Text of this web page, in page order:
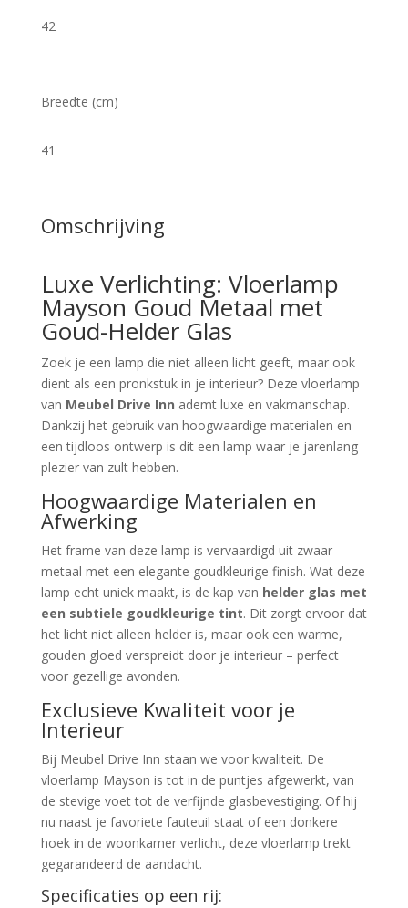
42
Breedte (cm)
41
Omschrijving
Luxe Verlichting: Vloerlamp
Mayson Goud Metaal met
Goud-Helder Glas
Zoek je een lamp die niet alleen licht geeft, maar ook
dient als een pronkstuk in je interieur? Deze vloerlamp
van Meubel Drive Inn ademt luxe en vakmanschap.
Dankzij het gebruik van hoogwaardige materialen en
een tijdloos ontwerp is dit een lamp waar je jarenlang
plezier van zult hebben.
Hoogwaardige Materialen en
Afwerking
Het frame van deze lamp is vervaardigd uit zwaar
metaal met een elegante goudkleurige finish. Wat deze
lamp echt uniek maakt, is de kap van helder glas met
een subtiele goudkleurige tint. Dit zorgt ervoor dat
het licht niet alleen helder is, maar ook een warme,
gouden gloed verspreidt door je interieur – perfect
voor gezellige avonden.
Exclusieve Kwaliteit voor je
Interieur
Bij Meubel Drive Inn staan we voor kwaliteit. De
vloerlamp Mayson is tot in de puntjes afgewerkt, van
de stevige voet tot de verfijnde glasbevestiging. Of hij
nu naast je favoriete fauteuil staat of een donkere
hoek in de woonkamer verlicht, deze vloerlamp trekt
gegarandeerd de aandacht.
Specificaties op een rij: